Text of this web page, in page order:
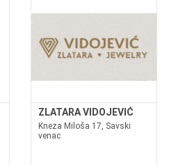
ZLATARA VIDOJEVIĆ
Kneza Miloša 17, Savski
venac